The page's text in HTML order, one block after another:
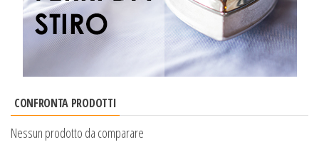
CONFRONTA PRODOTTI
Nessun prodotto da comparare